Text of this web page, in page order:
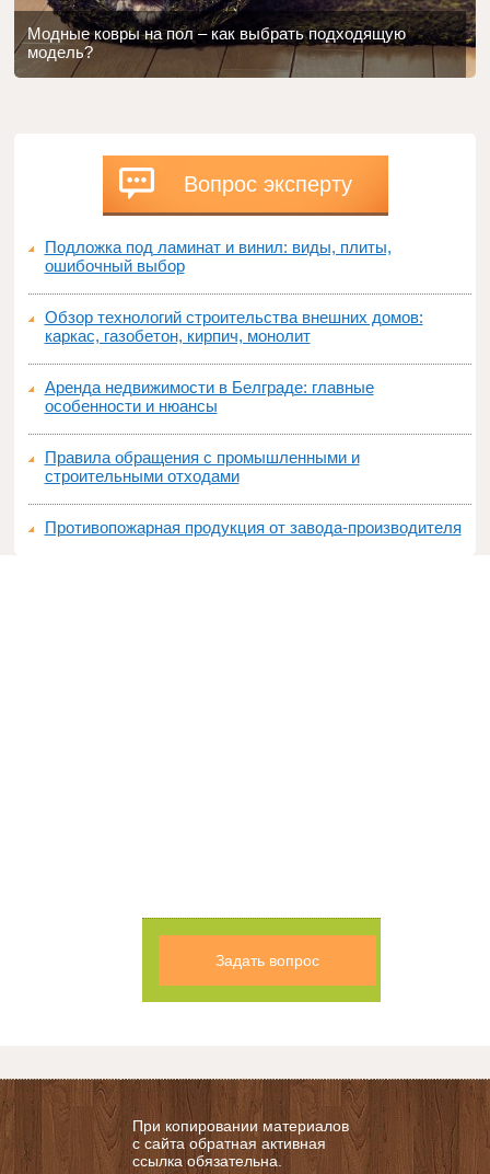
Модные ковры на пол – как выбрать подходящую
модель?
Вопрос эксперту
Подложка под ламинат и винил: виды, плиты,
ошибочный выбор
Обзор технологий строительства внешних домов:
каркас, газобетон, кирпич, монолит
Аренда недвижимости в Белграде: главные
особенности и нюансы
Правила обращения с промышленными и
строительными отходами
Противопожарная продукция от завода-производителя
Задать вопрос
При копировании материалов
с сайта обратная активная
ссылка обязательна.